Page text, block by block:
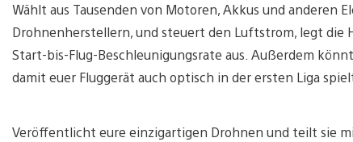
Wählt aus Tausenden von Motoren, Akkus und anderen
Drohnenherstellern, und steuert den Luftstrom, legt
Start-bis-Flug-Beschleunigungsrate aus. Außerdem
damit euer Fluggerät auch optisch in der ersten Liga
Veröffentlicht eure einzigartigen Drohnen und teilt sie